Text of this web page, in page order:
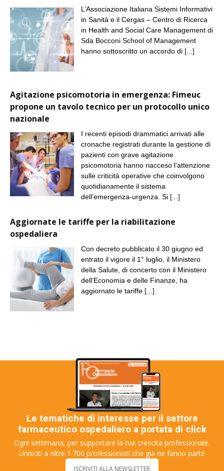
L’Associazione Italiana Sistemi Informativi
in Sanità e il Cergas – Centro di Ricerca
in Health and Social Care Management di
Sda Bocconi School of Management
hanno sottoscritto un accordo di [...]
Agitazione psicomotoria in emergenza: Fimeuc
propone un tavolo tecnico per un protocollo unico
nazionale
I recenti episodi drammatici arrivati alle
cronache registrati durante la gestione di
pazienti con grave agitazione
psicomotoria hanno riacceso l’attenzione
sulle criticità operative che coinvolgono
quotidianamente il sistema
dell’emergenza-urgenza. Si [...]
Aggiornate le tariffe per la riabilitazione
ospedaliera
Con decreto pubblicato il 30 giugno ed
entrato il vigore il 1° luglio, il Ministero
della Salute, di concerto con il Ministero
dell’Economia e delle Finanze, ha
aggiornato le tariffe [...]
Le tematiche di interesse per il settore
farmaceutico ospedaliero a portata di click
Ogni settimana, per supportare la tua crescita professionale.
Unisciti a oltre 1.700 professionisti che già ne fanno parte
ISCRIVITI ALLA NEWSLETTER